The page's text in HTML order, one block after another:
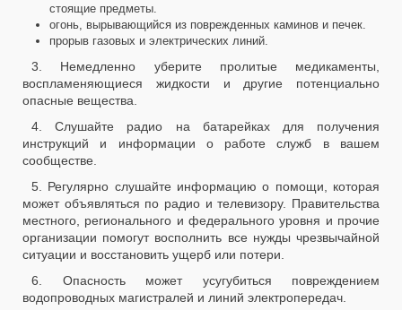
стоящие предметы.
огонь, вырывающийся из поврежденных каминов и печек.
прорыв газовых и электрических линий.
3. Немедленно уберите пролитые медикаменты,
воспламеняющиеся жидкости и другие потенциально
опасные вещества.
4. Слушайте радио на батарейках для получения
инструкций и информации о работе служб в вашем
сообществе.
5. Регулярно слушайте информацию о помощи, которая
может объявляться по радио и телевизору. Правительства
местного, регионального и федерального уровня и прочие
организации помогут восполнить все нужды чрезвычайной
ситуации и восстановить ущерб или потери.
6. Опасность может усугубиться повреждением
водопроводных магистралей и линий электропередач.